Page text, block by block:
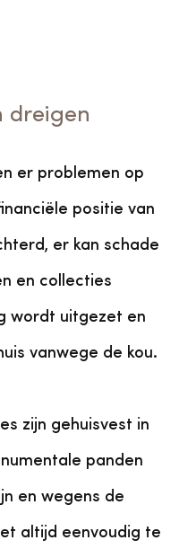
dreigen
er problemen op
positie van
er kan schade
en collecties
wordt uitgezet en
vanwege de kou.
zijn gehuisvest in
panden
en wegens de
altijd eenvoudig te